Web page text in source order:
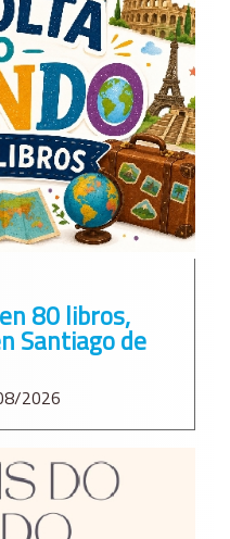
80 libros,
Santiago de
2026